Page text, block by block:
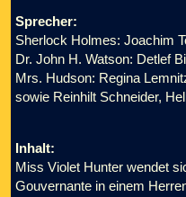
Sprecher:
Sherlock Holmes: Joachim
Dr. John H. Watson: Detlef
Mrs. Hudson: Regina
sowie Reinhilt Schneider,
Inhalt:
Miss Violet Hunter wendet
Gouvernante in einem